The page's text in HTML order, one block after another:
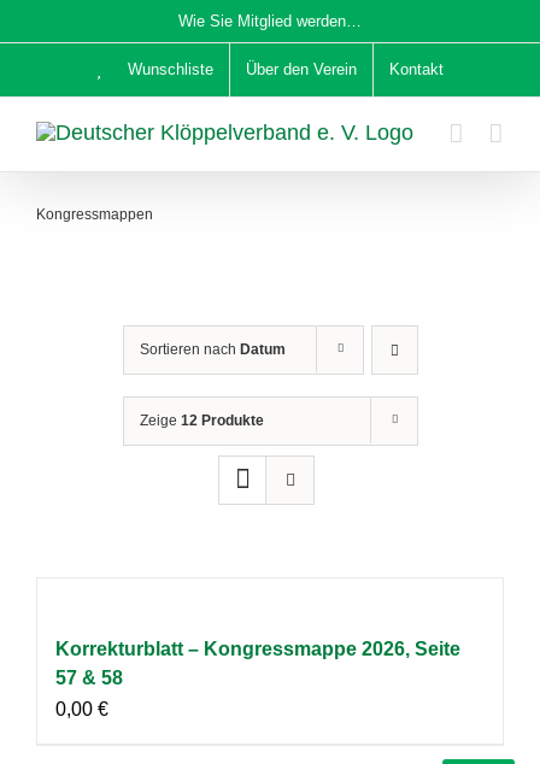
Inhalt
Wie Sie Mitglied werden…
Wunschliste Über den Verein Kontakt
Kongressmappen
Sortieren nach Datum
Zeige 12 Produkte
Korrekturblatt – Kongressmappe 2026, Seite
57 & 58
0,00 €